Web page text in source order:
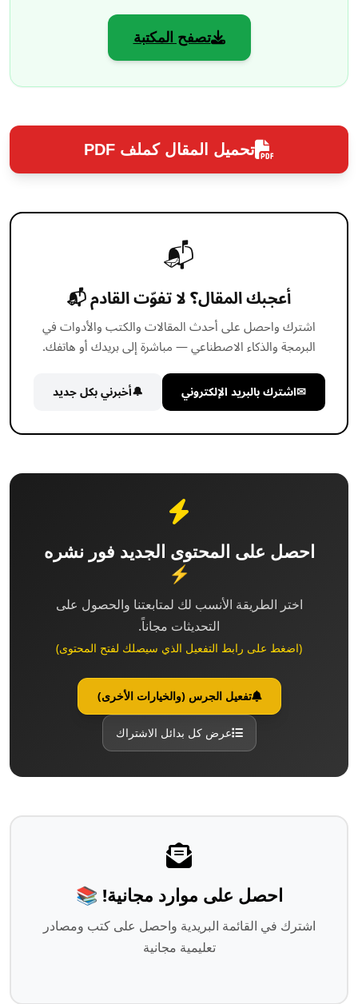
تصفح المكتبة
تحميل المقال كملف PDF
📬
أعجبك المقال؟ لا تفوّت القادم 📬
اشترك واحصل على أحدث المقالات والكتب والأدوات في
البرمجة والذكاء الاصطناعي — مباشرة إلى بريدك أو هاتفك.
✉اشترك بالبريد الإلكتروني 🔔أخبرني بكل جديد
احصل على المحتوى الجديد فور نشره
⚡
اختر الطريقة الأنسب لك لمتابعتنا والحصول على
التحديثات مجاناً.
(اضغط على رابط التفعيل الذي سيصلك لفتح المحتوى)
تفعيل الجرس (والخيارات الأخرى)
عرض كل بدائل الاشتراك
احصل على موارد مجانية! 📚
اشترك في القائمة البريدية واحصل على كتب ومصادر
تعليمية مجانية